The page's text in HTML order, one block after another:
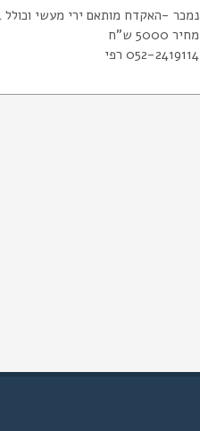
נמכר -האקדח מותאם ירי מעשי וכולל 4 מחסניות ציוד לשליפה מהירה נרתיקי עור בהתאמה אישית ועוד
מחיר 5000 ש"ח
052-2419114 רפי